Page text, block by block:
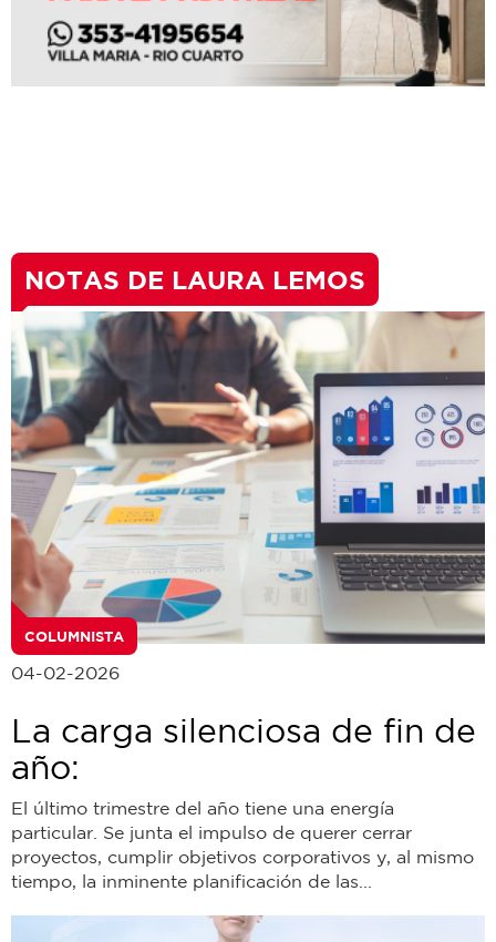
NOTAS DE LAURA LEMOS
COLUMNISTA
04-02-2026
La carga silenciosa de fin de
año:
El último trimestre del año tiene una energía
particular. Se junta el impulso de querer cerrar
proyectos, cumplir objetivos corporativos y, al mismo
tiempo, la inminente planificación de las...